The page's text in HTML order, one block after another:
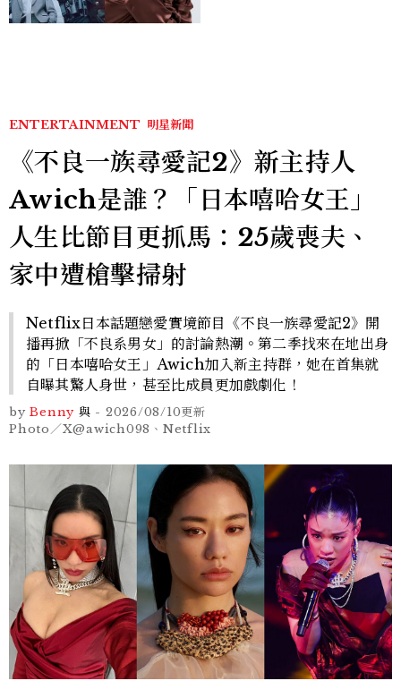
ENTERTAINMENT 明星新聞
《不良一族尋愛記2》新主持人
Awich是誰？「日本嘻哈女王」
人生比節目更抓馬：25歲喪夫、
家中遭槍擊掃射
Netflix日本話題戀愛實境節目《不良一族尋愛記2》開
播再掀「不良系男女」的討論熱潮。第二季找來在地出身
的「日本嘻哈女王」Awich加入新主持群，她在首集就
自曝其驚人身世，甚至比成員更加戲劇化！
by Benny 與 - 2026/08/10更新
Photo／X@awich098、Netflix